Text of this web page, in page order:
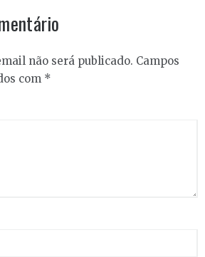
não será publicado. Campos
com *